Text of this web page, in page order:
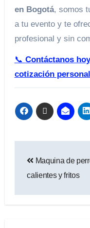
en Bogotá, somos
a tu evento y te
profesional y sin
📞 Contáctanos
cotización
Maquina de
calientes y fritos